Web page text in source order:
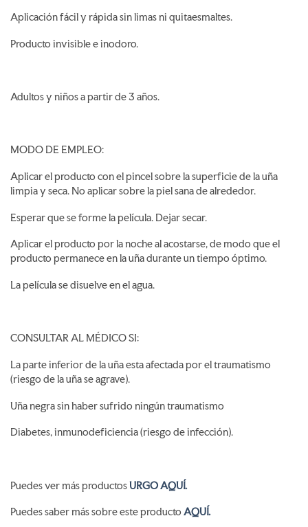
Aplicación fácil y rápida sin limas ni quitaesmaltes.
Producto invisible e inodoro.
Adultos y niños a partir de 3 años.
MODO DE EMPLEO:
Aplicar el producto con el pincel sobre la superficie de la uña
limpia y seca. No aplicar sobre la piel sana de alrededor.
Esperar que se forme la película. Dejar secar.
Aplicar el producto por la noche al acostarse, de modo que el
producto permanece en la uña durante un tiempo óptimo.
La película se disuelve en el agua.
CONSULTAR AL MÉDICO SI:
La parte inferior de la uña esta afectada por el traumatismo
(riesgo de la uña se agrave).
Uña negra sin haber sufrido ningún traumatismo
Diabetes, inmunodeficiencia (riesgo de infección).
Puedes ver más productosURGO AQUÍ.
Puedes saber más sobre este producto AQUÍ.